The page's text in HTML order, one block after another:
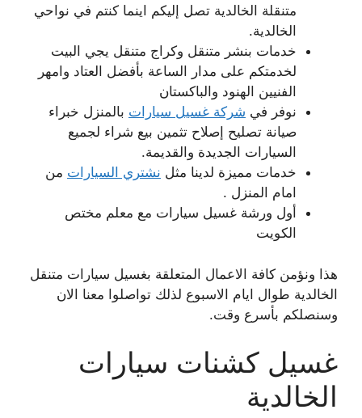
متنقلة الخالدية تصل إليكم اينما كنتم في نواحي
الخالدية.
خدمات بنشر متنقل وكراج متنقل يجي البيت
لخدمتكم على مدار الساعة بأفضل العتاد وامهر
الفنيين الهنود والباكستان
نوفر في شركة غسيل سيارات بالمنزل خبراء
صيانة تصليح إصلاح تثمين بيع شراء لجميع
السيارات الجديدة والقديمة.
خدمات مميزة لدينا مثل نشتري السيارات من
امام المنزل .
أول ورشة غسيل سيارات مع معلم مختص
الكويت
هذا ونؤمن كافة الاعمال المتعلقة بغسيل سيارات متنقل
الخالدية طوال ايام الاسبوع لذلك تواصلوا معنا الان
وسنصلكم بأسرع وقت.
غسيل كشنات سيارات
الخالدية